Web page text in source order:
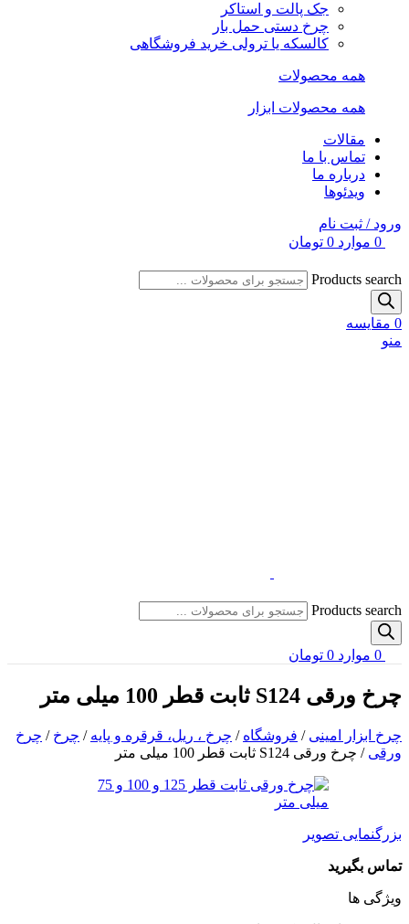
جک پالت و استاکر
چرخ دستی حمل بار
کالسکه یا ترولی خرید فروشگاهی
همه محصولات
همه محصولات ابزار
مقالات
تماس با ما
درباره ما
ویدئوها
ورود / ثبت نام
0 موارد 0 تومان
Products search
0 مقایسه
منو
Products search
0 موارد 0 تومان
چرخ ورقی S124 ثابت قطر 100 میلی متر
چرخ ابزار امینی / فروشگاه / چرخ ، ریل، قرقره و پایه / چرخ / چرخ
ورقی / چرخ ورقی S124 ثابت قطر 100 میلی متر
بزرگنمایی تصویر
تماس بگیرید
ویژگی ها